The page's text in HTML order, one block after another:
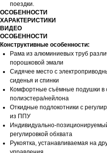
поездки.
ОСОБЕННОСТИ
ХАРАКТЕРИСТИКИ
ВИДЕО
ОСОБЕННОСТИ
Конструктивные особенности:
Рама из алюминиевых труб
порошковой эмали
Сидячее место с
сиденья и спинки
Комфортные съёмные подушки в
полиэстера/нейлона
Откидные подлокотники с
из ППУ
Индивидуально-
регулировкой обхвата
Рукоятка, устанавливаемая на